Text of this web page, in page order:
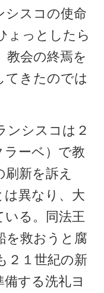
シスコの使命
ょっとしたら
教会の終焉を
てきたのでは
シスコは２
ラーベ）で教
新を訴え
は異なり、大
いる。同法王
を救おうと腐
２１世紀の新
する洗礼ヨ